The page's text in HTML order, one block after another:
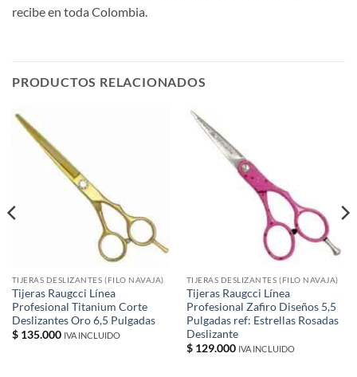
recibe en toda Colombia.
PRODUCTOS RELACIONADOS
TIJERAS DESLIZANTES (FILO NAVAJA)
Tijeras Raugcci Línea
Profesional Titanium Corte
Deslizantes Oro 6,5 Pulgadas
$135.000 IVA INCLUIDO
TIJERAS DESLIZANTES (FILO NAVAJA)
Tijeras Raugcci Línea
Profesional Zafiro Diseños 5,5
Pulgadas ref: Estrellas Rosadas
Deslizante
$129.000 IVA INCLUIDO